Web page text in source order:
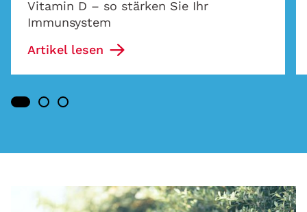
Vitamin D – so stärken Sie Ihr
Immunsystem
Artikel lesen